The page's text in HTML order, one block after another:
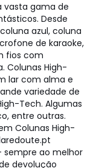
vasta gama de
Desde
azul, coluna
de karaoke,
fios com
Colunas High-
lar com alma e
variedade de
Tech. Algumas
entre outras.
Colunas High-
sempre ao melhor
devolução